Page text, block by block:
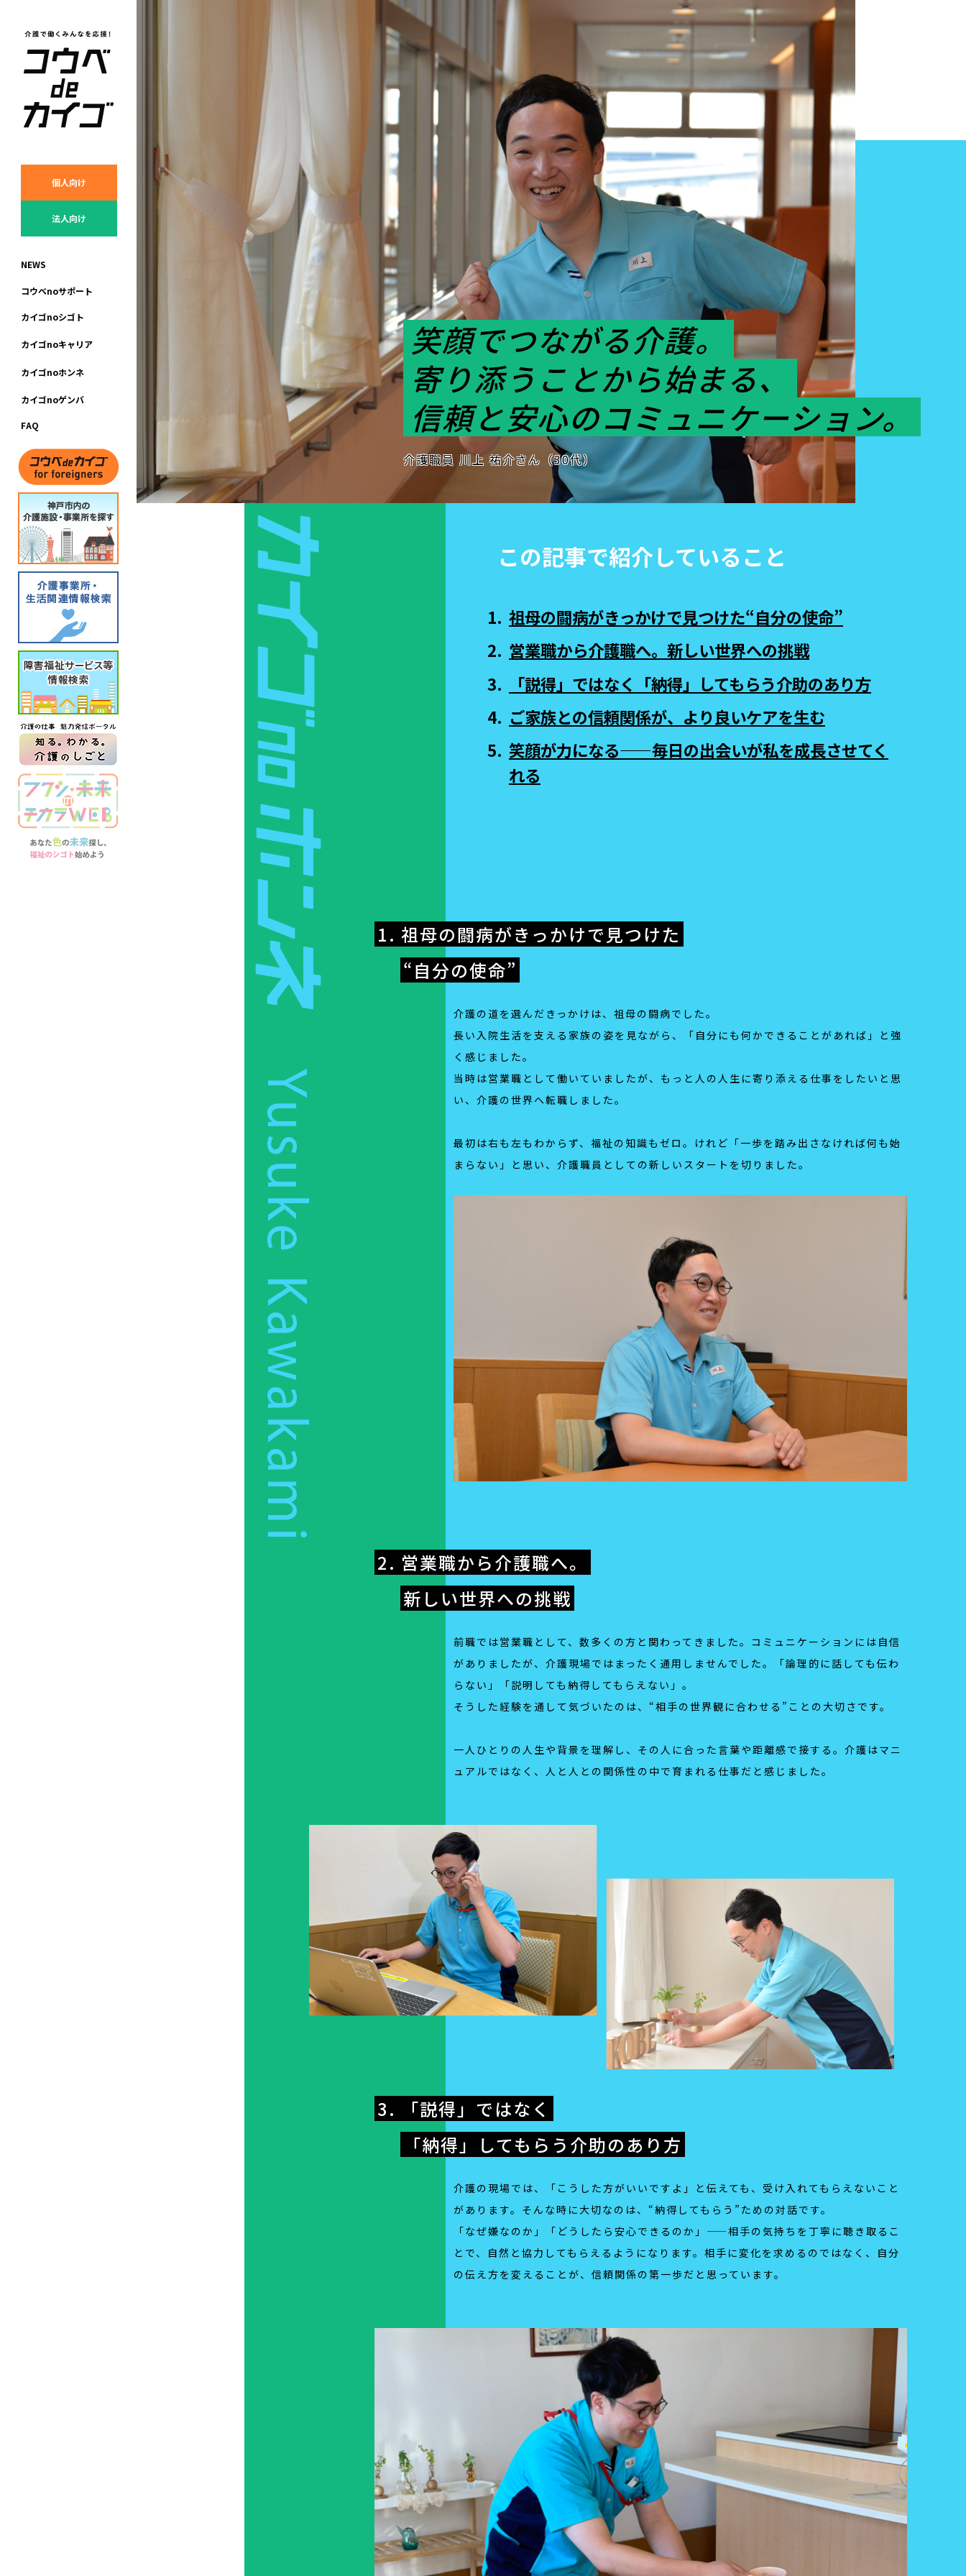
個人向け
法人向け
NEWS
コウベnoサポー ト
カイゴnoシゴ ト
カイゴnoキャリア
カイゴnoホンネ
カイゴnoゲンバ
FAQ
笑顔でつながる介護。
寄り添うことから始まる、
信頼と安心のコミュニケーション。
介護職員 川上 祐介さん（30代）
この記事で紹介していること
祖母の闘病がきっかけで見つけた“自分の使命”
営業職から介護職へ。新しい世界への挑戦
「説得」ではなく「納得」してもらう介助のあり方
ご家族との信頼関係が、より良いケアを生む
笑顔が力になる——毎日の出会いが私を成長させてく
れる
1. 祖母の闘病がきっかけで見つけた
“自分の使命”
介護の道を選んだきっかけは、祖母の闘病でした。
長い入院生活を支える家族の姿を見ながら、「自分にも何かできることがあれば」と強
く感じました。
当時は営業職として働いていましたが、もっと人の人生に寄り添える仕事をしたいと思
い、介護の世界へ転職しました。
最初は右も左もわからず、福祉の知識もゼロ。けれど「一歩を踏み出さなければ何も始
まらない」と思い、介護職員としての新しいスタートを切りました。
2. 営業職から介護職へ。
新しい世界への挑戦
前職では営業職として、数多くの方と関わってきました。コミュニケーションには自信
がありましたが、介護現場ではまったく通用しませんでした。「論理的に話しても伝わ
らない」「説明しても納得してもらえない」。
そうした経験を通して気づいたのは、“相手の世界観に合わせる”ことの大切さです。
一人ひとりの人生や背景を理解し、その人に合った言葉や距離感で接する。介護はマニ
ュアルではなく、人と人との関係性の中で育まれる仕事だと感じました。
3. 「説得」ではなく
「納得」してもらう介助のあり方
介護の現場では、「こうした方がいいですよ」と伝えても、受け入れてもらえないこと
があります。そんな時に大切なのは、“納得してもらう”ための対話です。
「なぜ嫌なのか」「どうしたら安心できるのか」——相手の気持ちを丁寧に聴き取るこ
とで、自然と協力してもらえるようになります。相手に変化を求めるのではなく、自分
の伝え方を変えることが、信頼関係の第一歩だと思っています。